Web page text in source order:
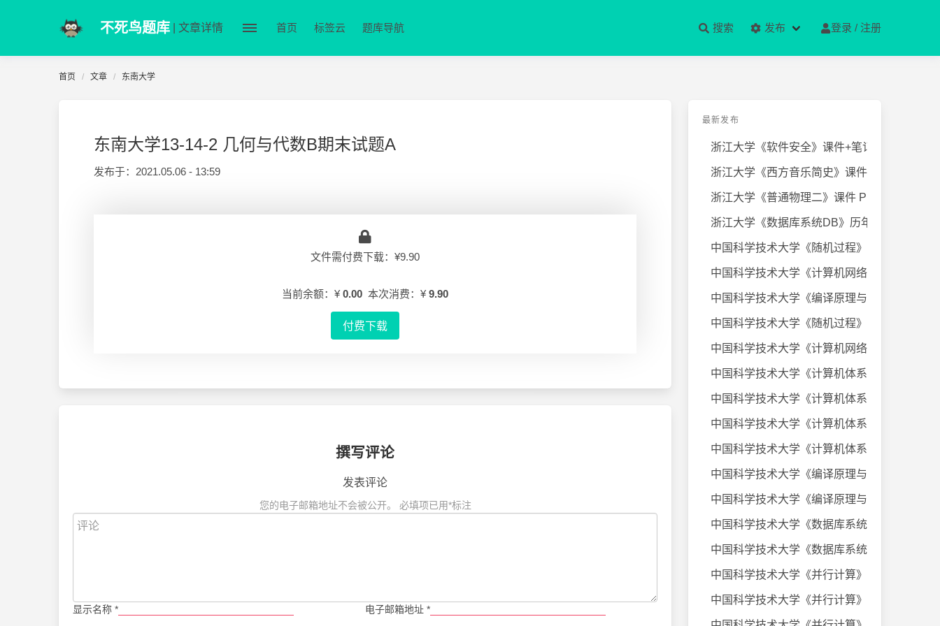
不死鸟题库 | 文章详情 首页 标签云 题库导航 搜索 发布 登录 / 注册
首页 文章 东南大学
东南大学13-14-2 几何与代数B期末试题A
发布于： 2021.05.06 - 13:59
文件需付费下载：¥9.90
当前余额：¥ 0.00 本次消费：¥ 9.90
付费下载
撰写评论
发表评论
您的电子邮箱地址不会被公开。 必填项已用*标注
显示名称 * 电子邮箱地址 *
最新发布
浙江大学《软件安全》课件+笔记
浙江大学《西方音乐简史》课件+笔
浙江大学《普通物理二》课件 PPT
浙江大学《数据库系统DB》历年试卷
中国科学技术大学《随机过程》近几
中国科学技术大学《计算机网络》课
中国科学技术大学《编译原理与技术
中国科学技术大学《随机过程》课件
中国科学技术大学《计算机网络》20
中国科学技术大学《计算机体系结构
中国科学技术大学《计算机体系结构
中国科学技术大学《计算机体系结构
中国科学技术大学《计算机体系结构
中国科学技术大学《编译原理与技术
中国科学技术大学《编译原理与技术
中国科学技术大学《数据库系统及应
中国科学技术大学《数据库系统及应
中国科学技术大学《并行计算》考试
中国科学技术大学《并行计算》考试